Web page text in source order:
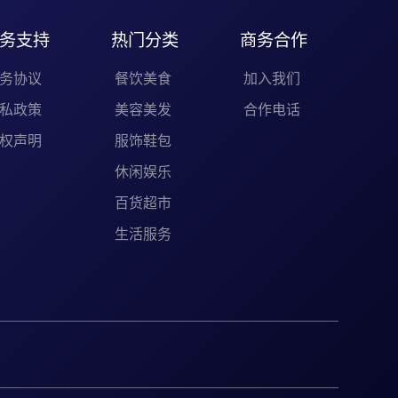
支持
协议
政策
声明
热门分类
餐饮美食
美容美发
服饰鞋包
休闲娱乐
百货超市
生活服务
商务合作
加入我们
合作电话